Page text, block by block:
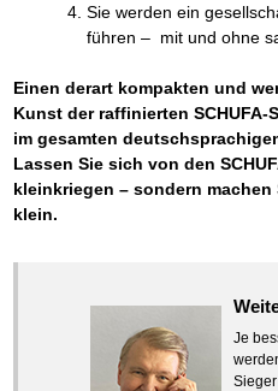
Sie werden ein
führen – mit und ohne
Einen derart kompakten und
Kunst der raffinierten
im gesamten
Lassen Sie sich von den
kleinkriegen – sondern machen
klein.
Je